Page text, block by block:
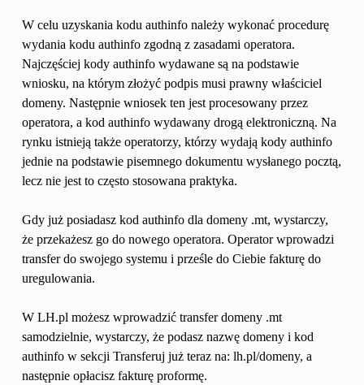
W celu uzyskania kodu authinfo należy wykonać procedurę
wydania kodu authinfo zgodną z zasadami operatora.
Najczęściej kody authinfo wydawane są na podstawie
wniosku, na którym złożyć podpis musi prawny właściciel
domeny. Następnie wniosek ten jest procesowany przez
operatora, a kod authinfo wydawany drogą elektroniczną. Na
rynku istnieją także operatorzy, którzy wydają kody authinfo
jednie na podstawie pisemnego dokumentu wysłanego pocztą,
lecz nie jest to często stosowana praktyka.
Gdy już posiadasz kod authinfo dla domeny .mt, wystarczy,
że przekażesz go do nowego operatora. Operator wprowadzi
transfer do swojego systemu i prześle do Ciebie fakturę do
uregulowania.
W LH.pl możesz wprowadzić transfer domeny .mt
samodzielnie, wystarczy, że podasz nazwę domeny i kod
authinfo w sekcji Transferuj już teraz na: lh.pl/domeny, a
następnie opłacisz fakturę proformę.